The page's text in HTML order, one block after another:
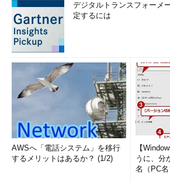
デジタルトランスフォーメ
定するには
AWSへ「電話システム」を移行
するメリットはあるか？ (1/2)
【
うに、分
名（PC